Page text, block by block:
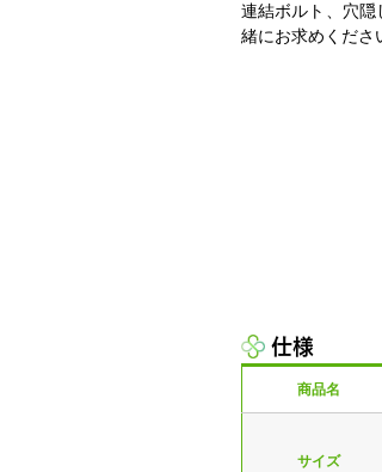
連結ボルト、穴隠
緒にお求めくださ
仕様
商品名
サイズ